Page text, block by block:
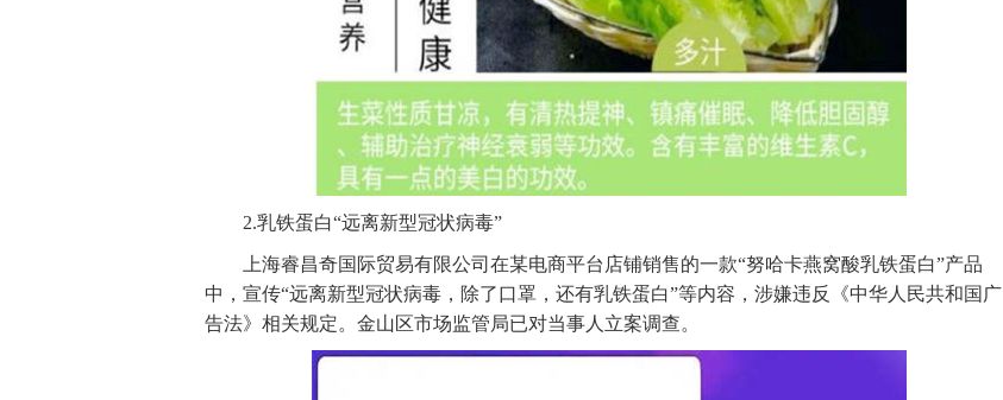
2.乳铁蛋白“远离新型冠状病毒”
上海睿昌奇国际贸易有限公司在某电商平台店铺销售的一款“努哈卡燕窝酸乳铁蛋白”产品
中，宣传“远离新型冠状病毒，除了口罩，还有乳铁蛋白”等内容，涉嫌违反《中华人民共和国广
告法》相关规定。金山区市场监管局已对当事人立案调查。